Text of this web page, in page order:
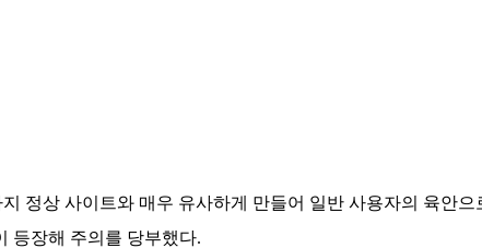
정상 사이트와 매우 유사하게 만들어 일반 사용자의 육안으
등장해 주의를 당부했다.